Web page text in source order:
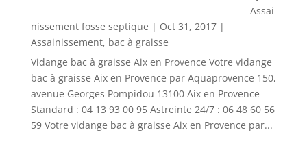
Assai
nissement fosse septique | Oct 31, 2017|
Assainissement, bac à graisse
Vidange bac à graisse Aix en Provence Votre vidange
bac à graisse Aix en Provence par Aquaprovence 150,
avenue Georges Pompidou 13100 Aix en Provence
Standard : 04 13 93 00 95 Astreinte 24/7 : 06 48 60 56
59 Votre vidange bac à graisse Aix en Provence par...